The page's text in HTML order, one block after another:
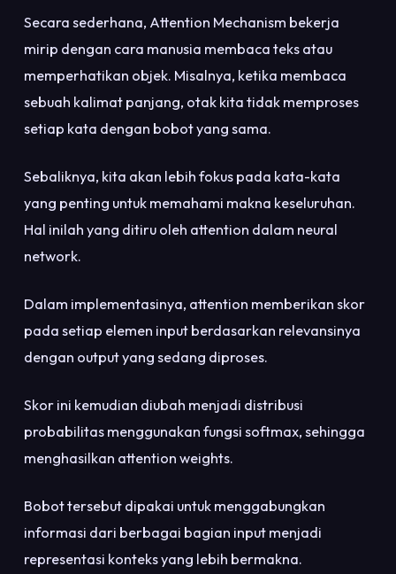
Secara sederhana, Attention Mechanism bekerja
mirip dengan cara manusia membaca teks atau
memperhatikan objek. Misalnya, ketika membaca
sebuah kalimat panjang, otak kita tidak memproses
setiap kata dengan bobot yang sama.
Sebaliknya, kita akan lebih fokus pada kata-kata
yang penting untuk memahami makna keseluruhan.
Hal inilah yang ditiru oleh attention dalam neural
network.
Dalam implementasinya, attention memberikan skor
pada setiap elemen input berdasarkan relevansinya
dengan output yang sedang diproses.
Skor ini kemudian diubah menjadi distribusi
probabilitas menggunakan fungsi softmax, sehingga
menghasilkan attention weights.
Bobot tersebut dipakai untuk menggabungkan
informasi dari berbagai bagian input menjadi
representasi konteks yang lebih bermakna.